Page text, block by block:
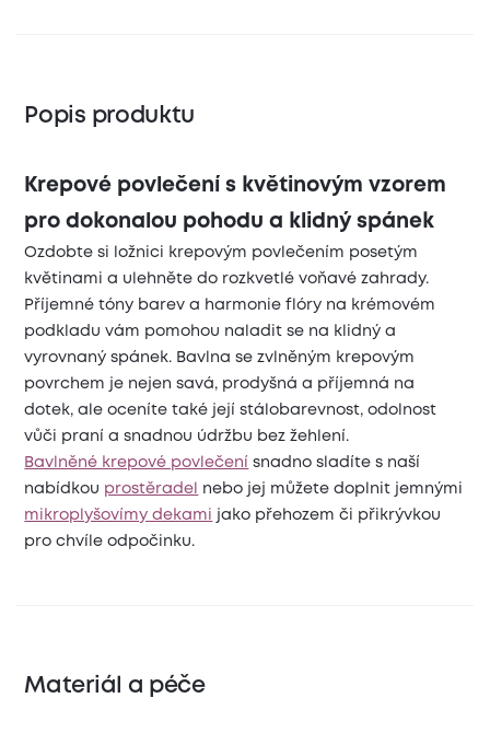
Popis produktu
Krepové povlečení s květinovým vzorem
pro dokonalou pohodu a klidný spánek
Ozdobte si ložnici krepovým povlečením posetým
květinami a ulehněte do rozkvetlé voňavé zahrady.
Příjemné tóny barev a harmonie flóry na krémovém
podkladu vám pomohou naladit se na klidný a
vyrovnaný spánek. Bavlna se zvlněným krepovým
povrchem je nejen savá, prodyšná a příjemná na
dotek, ale oceníte také její stálobarevnost, odolnost
vůči praní a snadnou údržbu bez žehlení.
Bavlněné krepové povlečení
snadno sladíte s naší
nabídkou prostěradel
nebo jej můžete doplnit jemnými
mikroplyšovímy dekami
jako přehozem či přikrývkou
pro chvíle odpočinku.
Materiál a péče